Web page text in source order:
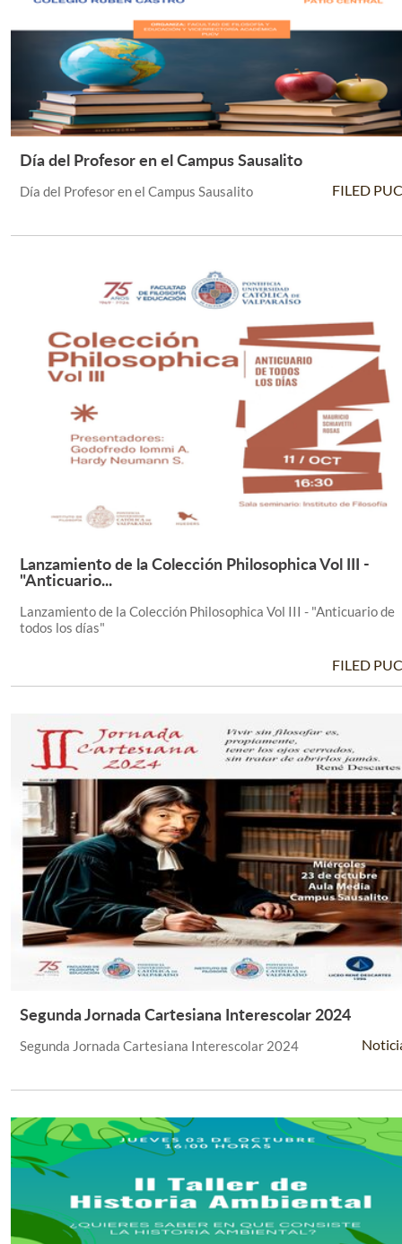
Leer Más +
Día del Profesor en el Campus Sausalito
Día del Profesor en el Campus Sausalito FILED
Leer Más +
Lanzamiento de la Colección Philosophica Vol III -
"Anticuario...
Lanzamiento de la Colección Philosophica Vol III - "Anticuario de
todos los días"
FILED
Leer Más +
Segunda Jornada Cartesiana Interescolar 2024
Segunda Jornada Cartesiana Interescolar 2024